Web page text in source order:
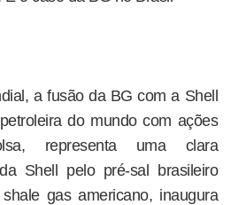
a fusão da BG com a Shell
do mundo com ações
representa uma clara
Shell pelo pré-sal brasileiro
gas americano, inaugura